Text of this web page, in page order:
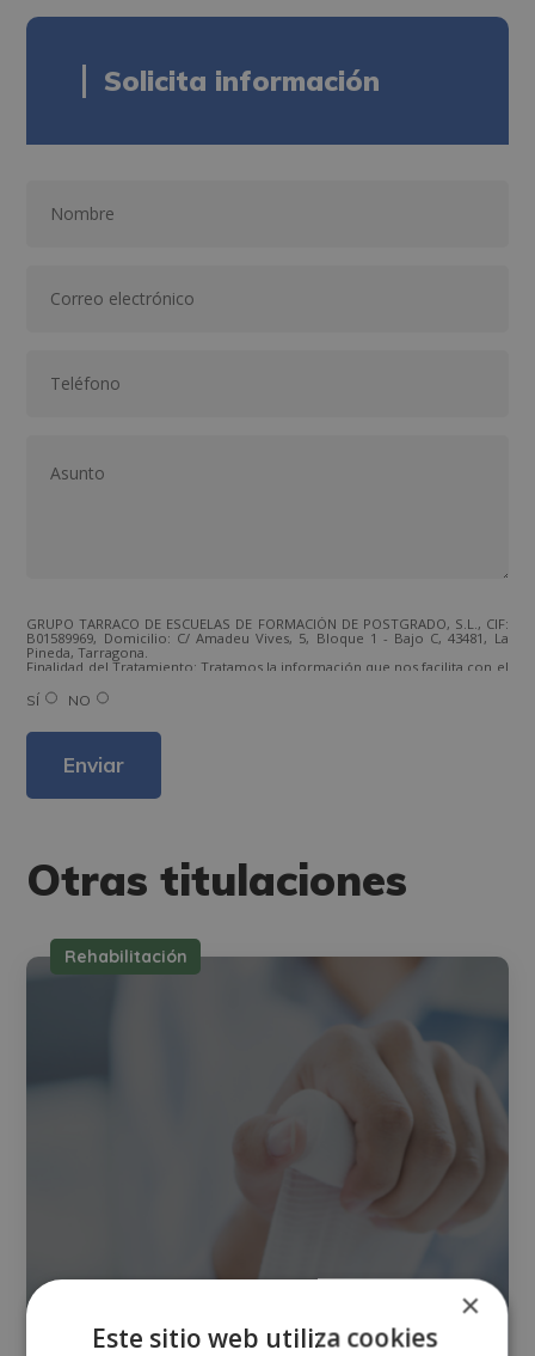
Solicita información
GRUPO TARRACO DE ESCUELAS DE FORMACIÓN DE POSTGRADO, S.L., CIF:
B01589969, Domicilio: C/ Amadeu Vives, 5, Bloque 1 - Bajo C, 43481, La
Pineda, Tarragona.
Finalidad del Tratamiento: Tratamos la información que nos facilita con el
los productos ofrecidos y otros tipo de productos que fueran de su
interés.
Derechos: Puede ejercitar sus derechos identificándose suficientemente,
Para más información consulte nuestra Política de Privacidad.
SÍ NO
Otras titulaciones
Rehabilitación
×
Este sitio web utiliza cookies